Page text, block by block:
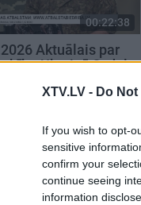
XTV.LV - Do
If you wish to opt-
sensitive
confirm your
continue seeing
information
00:22:38
Aktuālais par
Ukrainā 2. daļa